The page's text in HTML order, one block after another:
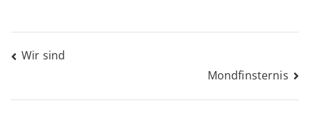
Beitragsnavigation
Wir sind
Mondfinsternis